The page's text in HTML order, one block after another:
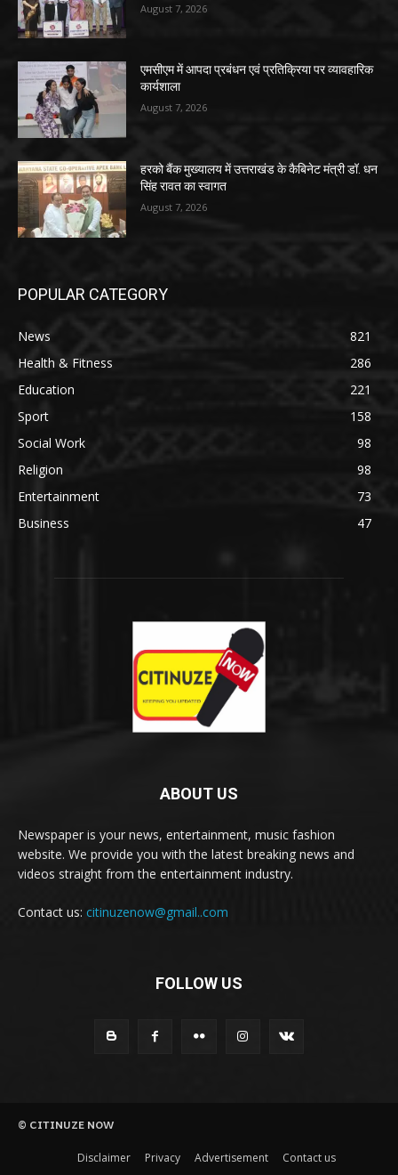
August 7, 2026
एमसीएम में आपदा प्रबंधन एवं प्रतिक्रिया पर व्यावहारिक
कार्यशाला
August 7, 2026
हरको बैंक मुख्यालय में उत्तराखंड के कैबिनेट मंत्री डॉ. धन
सिंह रावत का स्वागत
August 7, 2026
POPULAR CATEGORY
News
821
Health & Fitness
286
Education
221
Sport
158
Social Work
98
Religion
98
Entertainment
73
Business
47
ABOUT US
Newspaper is your news, entertainment, music fashion
website. We provide you with the latest breaking news and
videos straight from the entertainment industry.
Contact us: citinuzenow@gmail..com
FOLLOW US
© CITINUZE NOW
Disclaimer Privacy Advertisement Contact us